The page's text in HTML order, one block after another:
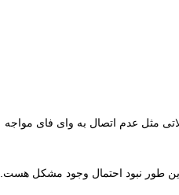
مثل عدم اتصال به وای فای مواجه
این طور نبود احتمال وجود مشکل هست.